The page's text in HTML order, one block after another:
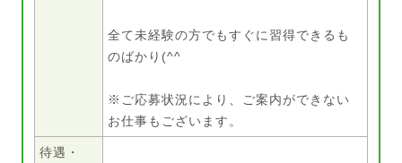
全て未経験の方でもすぐに習得できるも
のばかり(^^
※ご応募状況により、ご案内ができない
お仕事もございます。
待遇・